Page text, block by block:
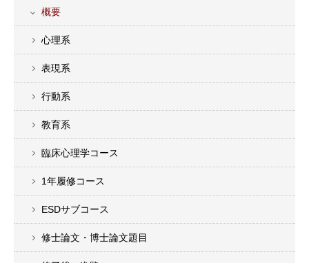
バ
メ
ュ
概要
心理系
表現系
行動系
教育系
臨床心理学コース
1年履修コース
ESDサブコース
修士論文・博士論文題目